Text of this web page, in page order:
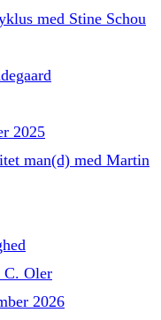
med Stine Schou
2025
man(d) med Martin
C. Oler
2026